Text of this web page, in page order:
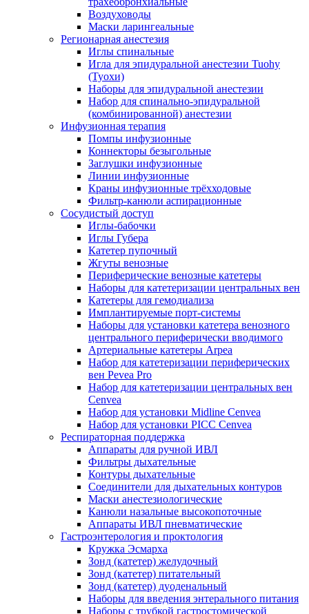
Воздуховоды
Маски ларингеальные
Регионарная анестезия
Иглы спинальные
Игла для эпидуральной анестезии Tuohy
(Туохи)
Наборы для эпидуральной анестезии
Набор для спинально-эпидуральной
(комбинированной) анестезии
Инфузионная терапия
Помпы инфузионные
Коннекторы безыгольные
Заглушки инфузионные
Линии инфузионные
Краны инфузионные трёхходовые
Фильтр-канюли аспирационные
Сосудистый доступ
Иглы-бабочки
Иглы Губера
Катетер пупочный
Жгуты венозные
Периферические венозные катетеры
Наборы для катетеризации центральных вен
Катетеры для гемодиализа
Имплантируемые порт‑системы
Наборы для установки катетера венозного
центрального периферически вводимого
Артериальные катетеры Arpea
Набор для катетеризации периферических
вен Pevea Pro
Набор для катетеризации центральных вен
Cenvea
Набор для установки Midline Cenvea
Набор для установки PICC Cenvea
Респираторная поддержка
Аппараты для ручной ИВЛ
Фильтры дыхательные
Контуры дыхательные
Соединители для дыхательных контуров
Маски анестезиологические
Канюли назальные высокопоточные
Аппараты ИВЛ пневматические
Гастроэнтерология и проктология
Кружка Эсмарха
Зонд (катетер) желудочный
Зонд (катетер) питательный
Зонд (катетер) дуоденальный
Наборы для введения энтерального питания
Наборы с трубкой гастростомической